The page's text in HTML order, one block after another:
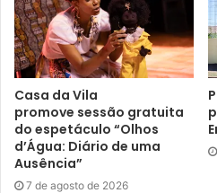
Texto: Pedro Nunes sob
N.Com
Gostei
Etiquetas Alzheimer
Casa da Vila
promove sessão gratuita
do espetáculo “Olhos
d’Água: Diário de uma
Ausência”
7 de agosto de 2026